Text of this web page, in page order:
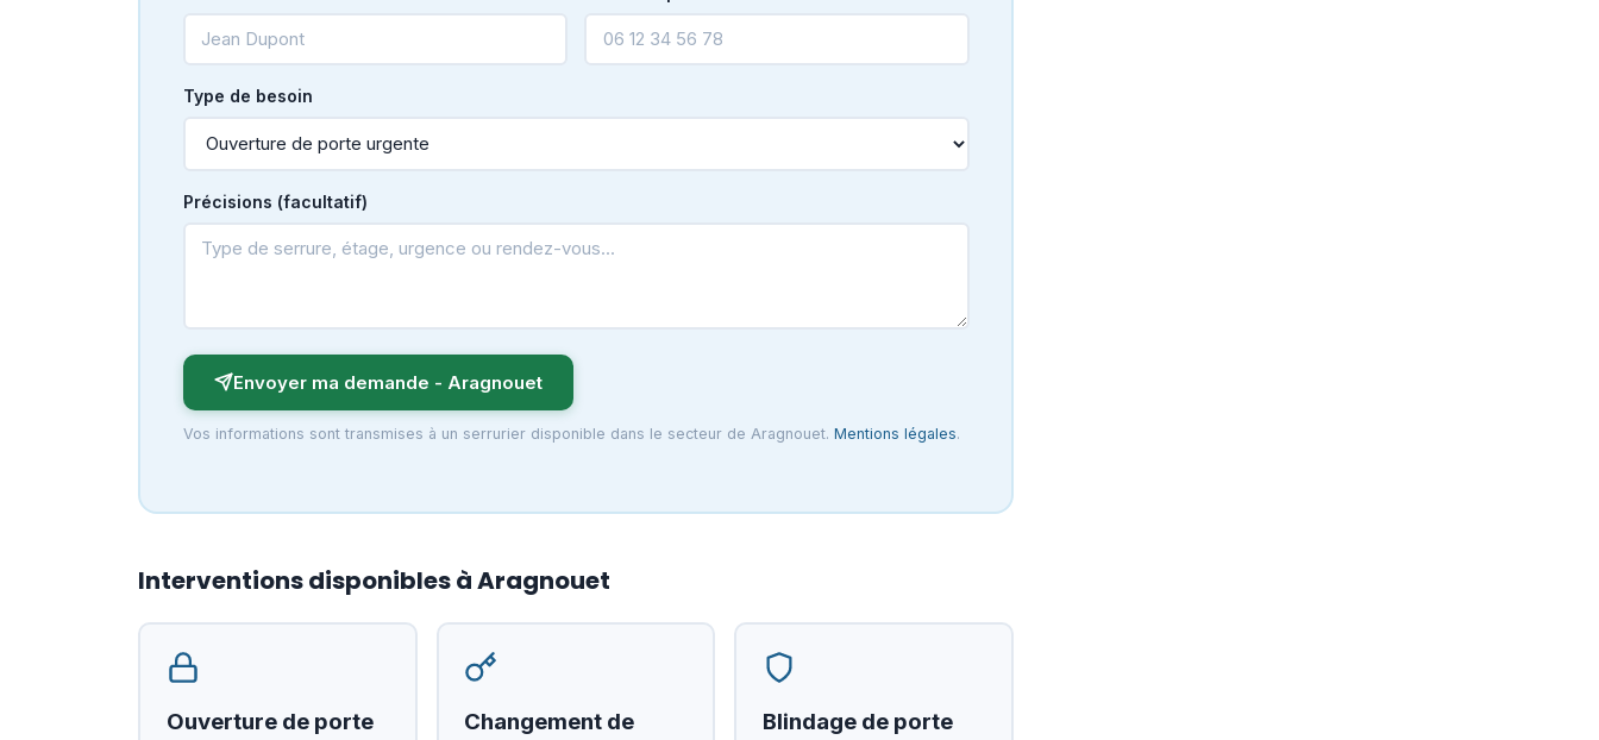
Type de besoin
Précisions (facultatif)
Envoyer ma demande - Aragnouet
Vos informations sont transmises à un serrurier disponible dans le secteur de Aragnouet. Mentions légales.
Interventions disponibles à Aragnouet
Ouverture de porte
Changement de
Blindage de porte